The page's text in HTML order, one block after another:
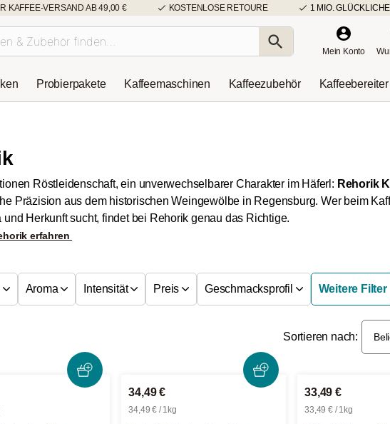
KAFFEE-VERSAND AB 49,00 € KOSTENLOSE RETOURE 1 MIO.
Mein Konto
Probierpakete Kaffeemaschinen Kaffeezubehör Kaffeebereiter
Röstleidenschaft, ein unverwechselbarer Charakter im Häferl: Rehorik
Präzision aus dem historischen Weingewölbe in Regensburg. Wer beim
und Herkunft sucht, findet bei Rehorik genau das Richtige.
erfahren
Aroma Intensität Preis Geschmacksprofil Weitere Filter
Sortieren nach:
34,49 €
34,49 € / 1kg
33,49 €
33,49 € / 1kg